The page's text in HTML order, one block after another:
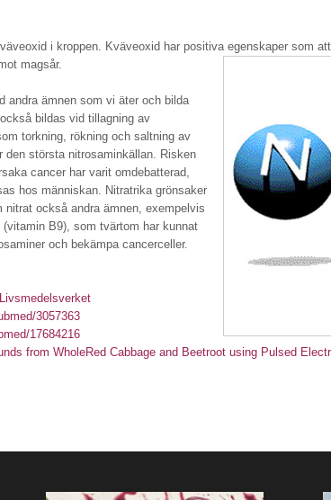
i kroppen. Kväveoxid har positiva egenskaper som
magsår.
andra ämnen som vi äter och bilda
bildas vid tillagning av
torkning, rökning och saltning av
största nitrosaminkällan. Risken
cancer har varit omdebatterad,
hos människan. Nitratrika grönsaker
nitrat också andra ämnen, exempelvis
B9), som tvärtom har kunnat
och bekämpa cancerceller.
3057363
17684216
from WholeRed Cabbage and Beetroot using Pulsed